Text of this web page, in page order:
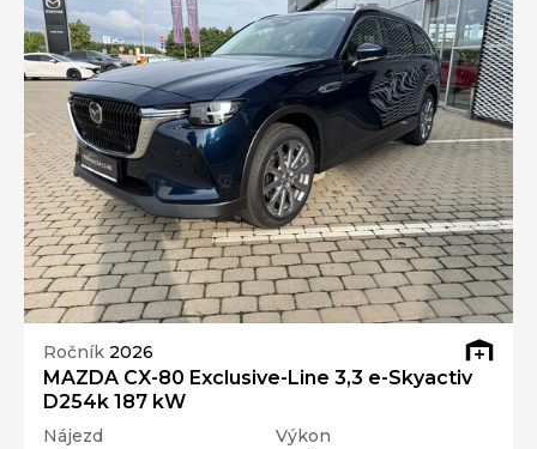
Ročník 2026
MAZDA CX-80 Exclusive-Line 3,3 e-Skyactiv
D254k 187 kW
Nájezd
Výkon